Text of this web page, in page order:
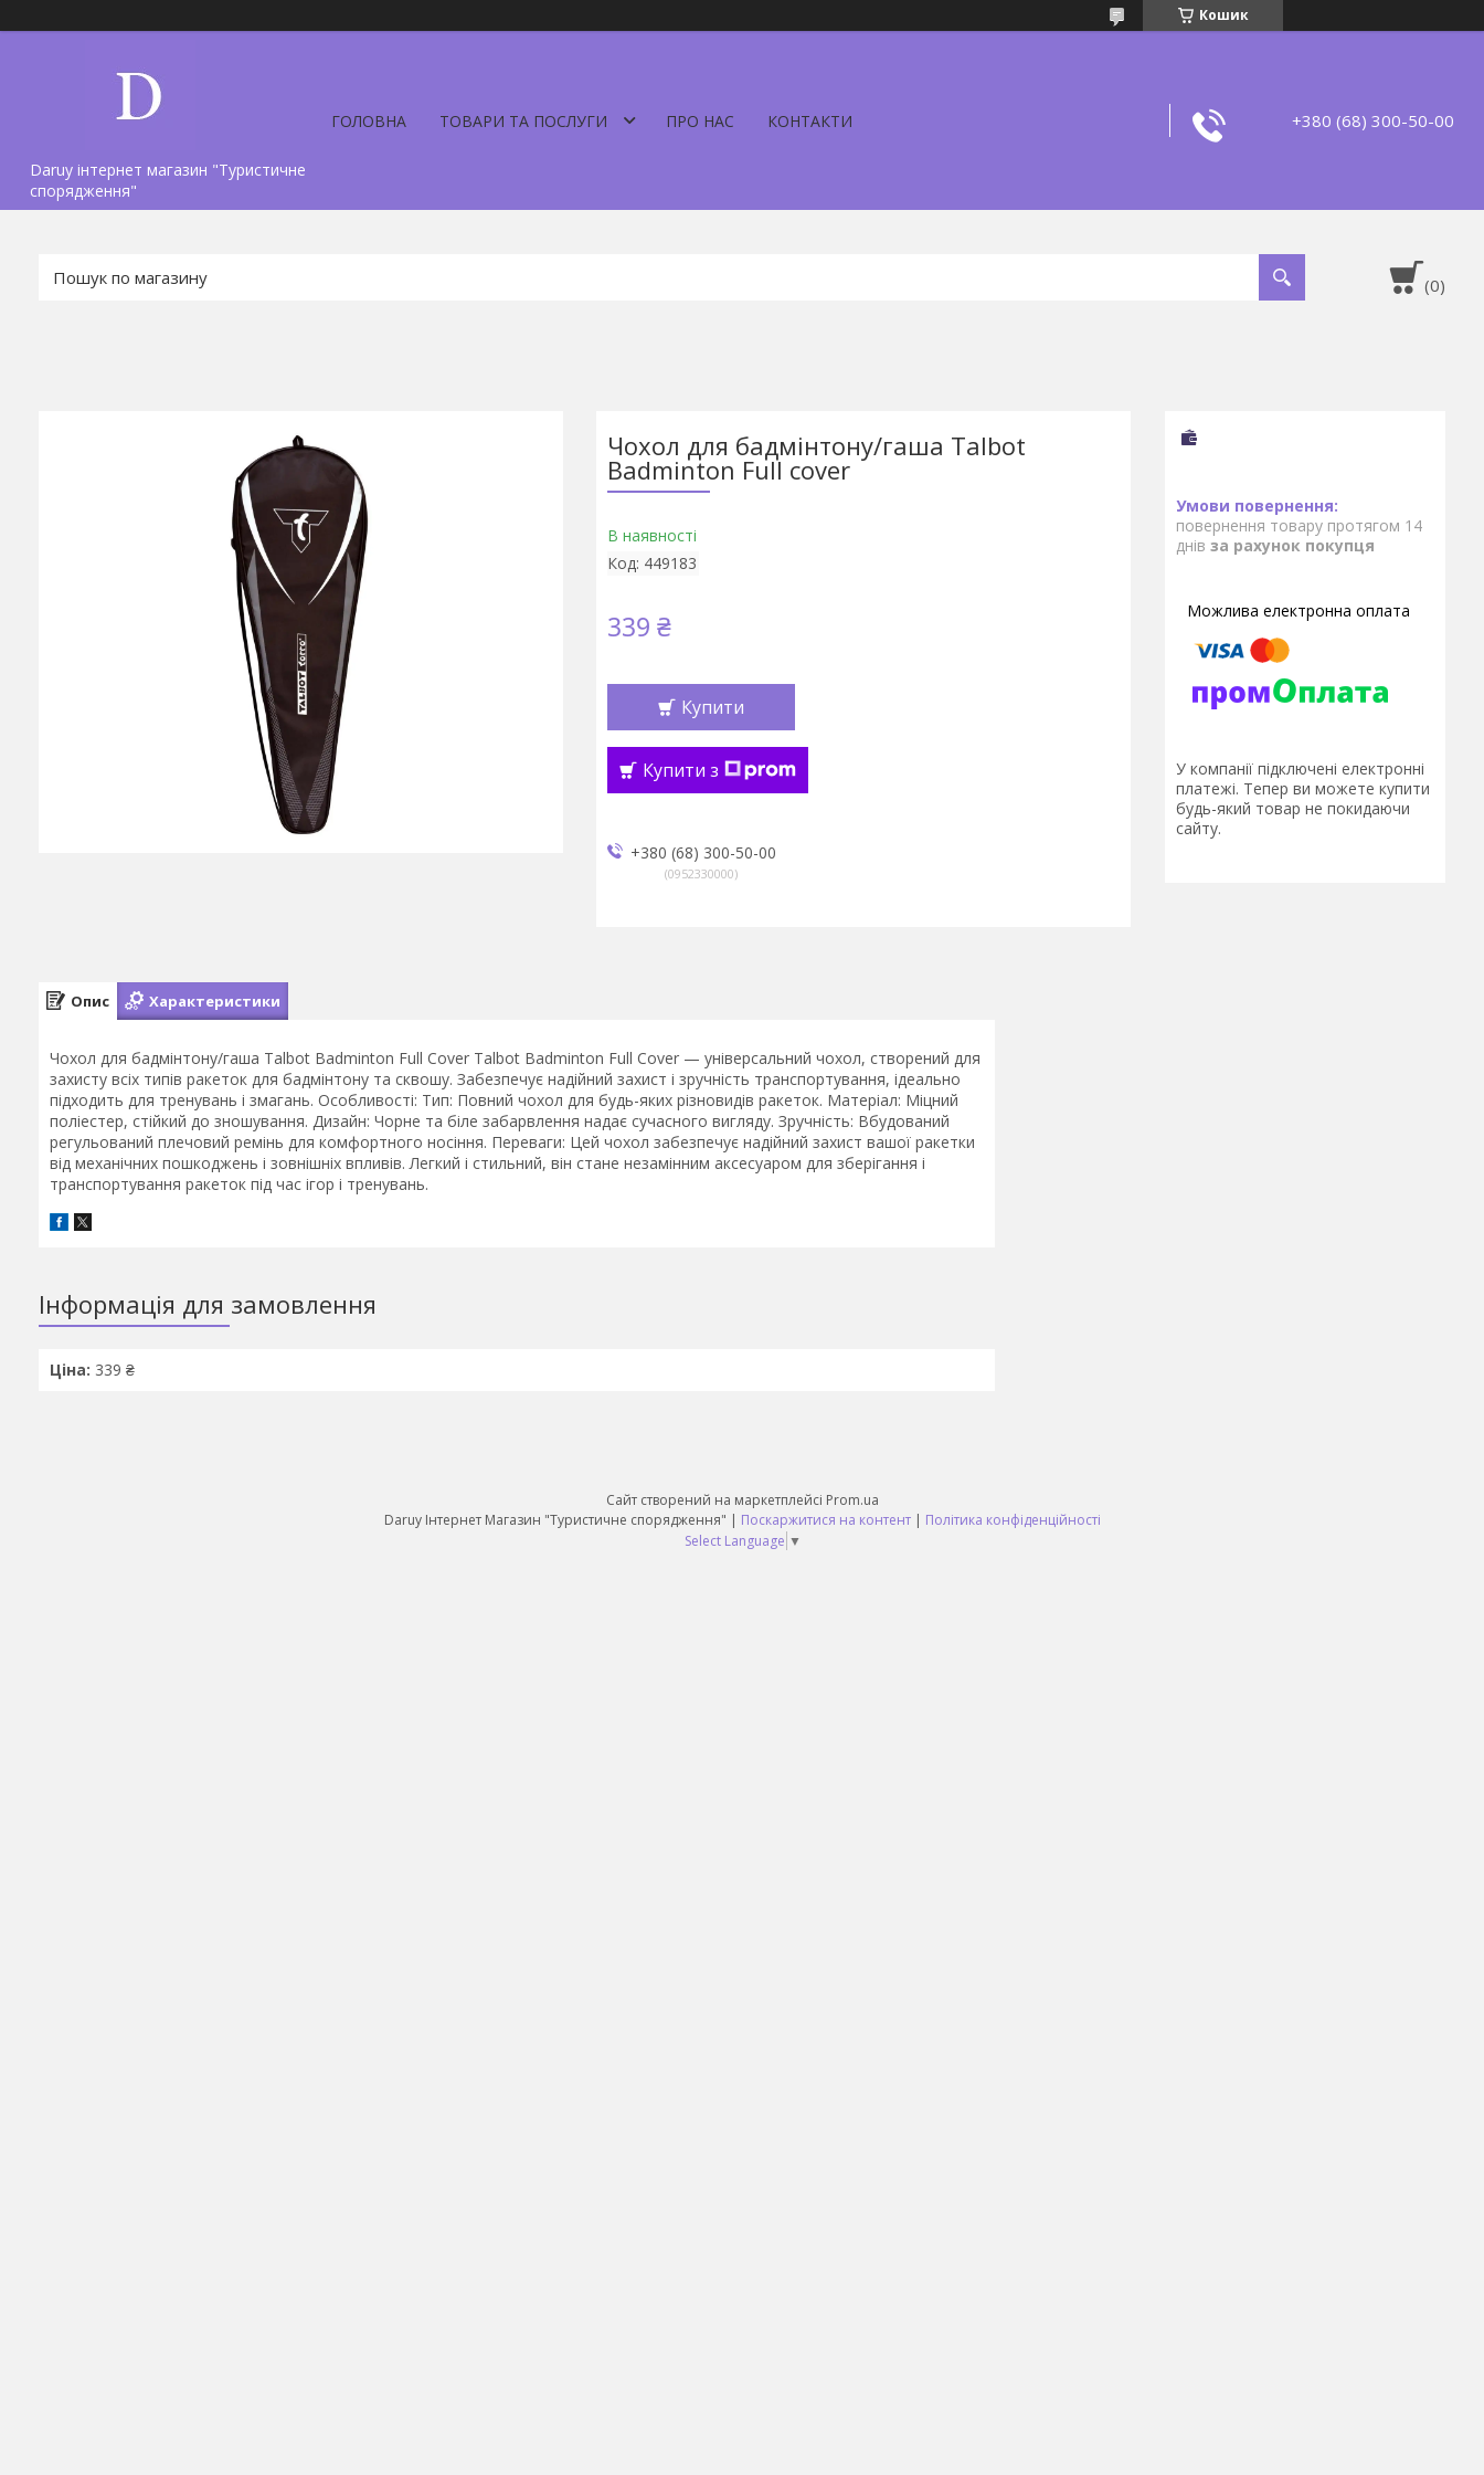
Кошик
Daruy інтернет магазин "Туристичне
спорядження"
ГОЛОВНА ТОВАРИ ТА ПОСЛУГИ ПРО НАС КОНТАКТИ +380 (68) 300-50-00
Чохол для бадмінтону/гаша Talbot
Badminton Full cover
В наявності
Код: 449183
339 ₴
Купити
Купити з
+380 (68) 300-50-00
0952330000
повернення товару протягом 14
днів за рахунок покупця
У компанії підключені електронні
платежі. Тепер ви можете купити
будь-який товар не покидаючи
сайту.
Опис Характеристики
Чохол для бадмінтону/гаша Talbot Badminton Full Cover Talbot Badminton Full Cover — універсальний чохол, створений для
захисту всіх типів ракеток для бадмінтону та сквошу. Забезпечує надійний захист і зручність транспортування, ідеально
підходить для тренувань і змагань. Особливості: Тип: Повний чохол для будь-яких різновидів ракеток. Матеріал: Міцний
поліестер, стійкий до зношування. Дизайн: Чорне та біле забарвлення надає сучасного вигляду. Зручність: Вбудований
регульований плечовий ремінь для комфортного носіння. Переваги: Цей чохол забезпечує надійний захист вашої ракетки
від механічних пошкоджень і зовнішніх впливів. Легкий і стильний, він стане незамінним аксесуаром для зберігання і
транспортування ракеток під час ігор і тренувань.
Інформація для замовлення
Ціна: 339 ₴
Сайт створений на маркетплейсі Prom.ua
Daruy Інтернет Магазин "Туристичне спорядження" | Поскаржитися на контент | Політика конфіденційності
Select Language ▼